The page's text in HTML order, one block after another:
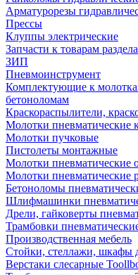
Арматурорезы
Прессы
Клуппы электрические
Запчасти к товарам раздела
ЗИП
Пневмоинструмент
Комплектующие к
бетоноломам
Краскораспылители,
Молотки пневматические
Молотки пучковые
Пистолеты монтажные
Молотки пневматические
Молотки пневматические
Бетоноломы
Шлифмашинки
Дрели, гайковерты
Трамбовки
Производственная мебель
Стойки, стеллажи, шкафы
Верстаки слесарные